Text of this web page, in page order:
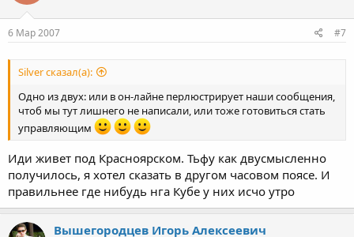
6 Мар 2007 #7
Silver сказал(а):
Одно из двух: или в он-лайне перлюстрирует наши сообщения,
чтоб мы тут лишнего не написали, или тоже готовиться стать
управляющим
Иди живет под Красноярском. Тьфу как двусмысленно
получилось, я хотел сказать в другом часовом поясе. И
правильнее где нибудь нга Кубе у них исчо утро
Вышегородцев Игорь Алексеевич